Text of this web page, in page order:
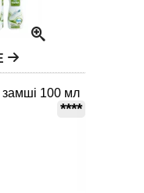
100 мл
****